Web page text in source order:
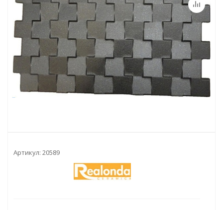
Артикул: 20589